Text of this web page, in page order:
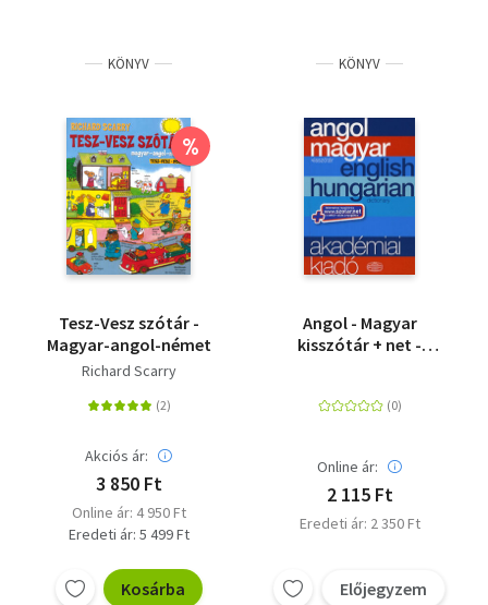
KÖNYV
%
Tesz-Vesz szótár -
Magyar-angol-német
Richard Scarry
Akciós ár:
3 850 Ft
Online ár: 4 950 Ft
Eredeti ár: 5 499 Ft
Kosárba
KÖNYV
Angol - Magyar
kisszótár + net -
Online ár:
2 115 Ft
Eredeti ár: 2 350 Ft
Előjegyzem